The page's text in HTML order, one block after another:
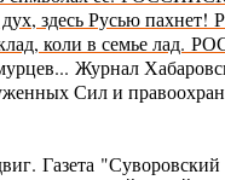
здесь Русью пахнет! Р
коли в семье лад. Р
Журнал
Сил и
Газета